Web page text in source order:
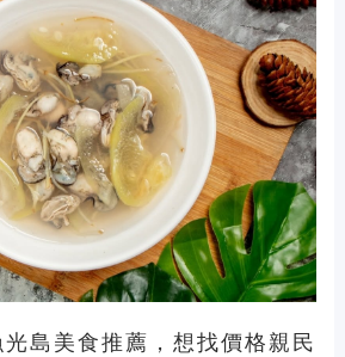
島美食推薦，想找價格親民